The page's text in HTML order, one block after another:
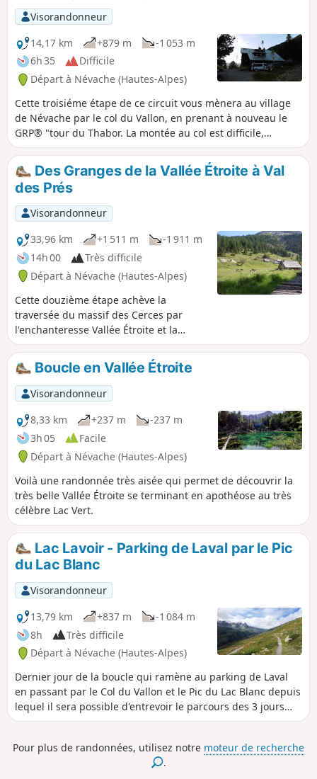
Visorandonneur
14,17 km
+879 m
-1 053 m
6h 35
Difficile
Départ à Névache (Hautes-Alpes)
Cette troisiéme étape de ce circuit vous mènera au village
de Névache par le col du Vallon, en prenant à nouveau le
GRP® "tour du Thabor. La montée au col est difficile,
notamment le passage dans le pierrier, ancien glacier. De
part son exposition, le couloir qui monte au col est propice
aux névés. Les paysages sont fabuleux. la descente vers
Névache est superbe au travers d'un vallon verdoyant, le
long d'un torrent en passant auprès d'une belle chapelle.
Des Granges de la Vallée Étroite à Val
des Prés
Visorandonneur
33,96 km
+1 511 m
-1 911 m
14h 00
Très difficile
Départ à Névache (Hautes-Alpes)
Cette douzième étape achève la
traversée du massif des Cerces par
l'enchanteresse Vallée Étroite et la
magnifique Vallée de la Clarée. Des
Granges de la Vallée Étroite, le GR®5
s'élève au Sud-Ouest, passe le joli petit
Lac Chavillon et parvient au Col des
Thures. La descente s'amorce
doucement vers la Cabane des Thures,
puis devient plus pentue dans la Combe
des Thures, où l'on peut admirer des
Cheminées de Fée. Il rejoint le hameau
du Roubion, franchit la Clarée au pont
des Armands et traverse le petit bourg
de Plampinet pour grimper la gorge du
Torrent des Acles, et par le vallon de
l'Opon gagne le Col de Dormillouse,
puis celui de la Lauze. Du col, le sentier
bascule vers le Clot des Fonds et
descend le vallon des Baisses en suivant
le Torrent Rio Secco puis s'engage dans
la vallée de la Durance. Après
Montgenèvre il quitte la route pour
longer la Durance et franchir quelques
torrents affluents. Au dernier le
parcours abandonne le GR®5 pour
rallier le hameau de la Vachette.
Boucle en Vallée Étroite
Visorandonneur
8,33 km
+237 m
-237 m
3h 05
Facile
Départ à Névache (Hautes-Alpes)
Voilà une randonnée très aisée qui permet de découvrir la
très belle Vallée Étroite se terminant en apothéose au très
célèbre Lac Vert.
Lac Lavoir - Parking de Laval par le Pic
du Lac Blanc
Visorandonneur
13,79 km
+837 m
-1 084 m
8h
Très difficile
Départ à Névache (Hautes-Alpes)
Dernier jour de la boucle qui ramène au parking de Laval
en passant par le Col du Vallon et le Pic du Lac Blanc depuis
lequel il sera possible d'entrevoir le parcours des 3 jours
précédents.
Pour plus de randonnées, utilisez notre moteur de recherche
.